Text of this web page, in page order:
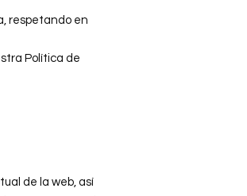
respetando en
Política de
de la web, así